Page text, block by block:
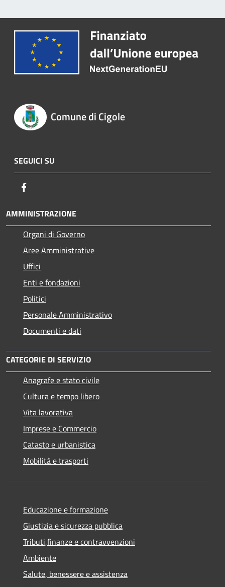
Comune di Cigole
SEGUICI SU
AMMINISTRAZIONE
Organi di Governo
Aree Amministrative
Uffici
Enti e fondazioni
Politici
Personale Amministrativo
Documenti e dati
CATEGORIE DI SERVIZIO
Anagrafe e stato civile
Cultura e tempo libero
Vita lavorativa
Imprese e Commercio
Catasto e urbanistica
Mobilità e trasporti
Educazione e formazione
Giustizia e sicurezza pubblica
Tributi,finanze e contravvenzioni
Ambiente
Salute, benessere e assistenza